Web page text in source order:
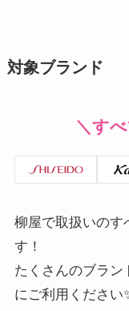
対象ブランド
＼す
柳屋で取扱いのす
す！
たくさんのブラン
にご利用ください